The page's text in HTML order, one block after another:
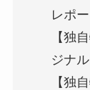
レポ
【独
ジナル
【独